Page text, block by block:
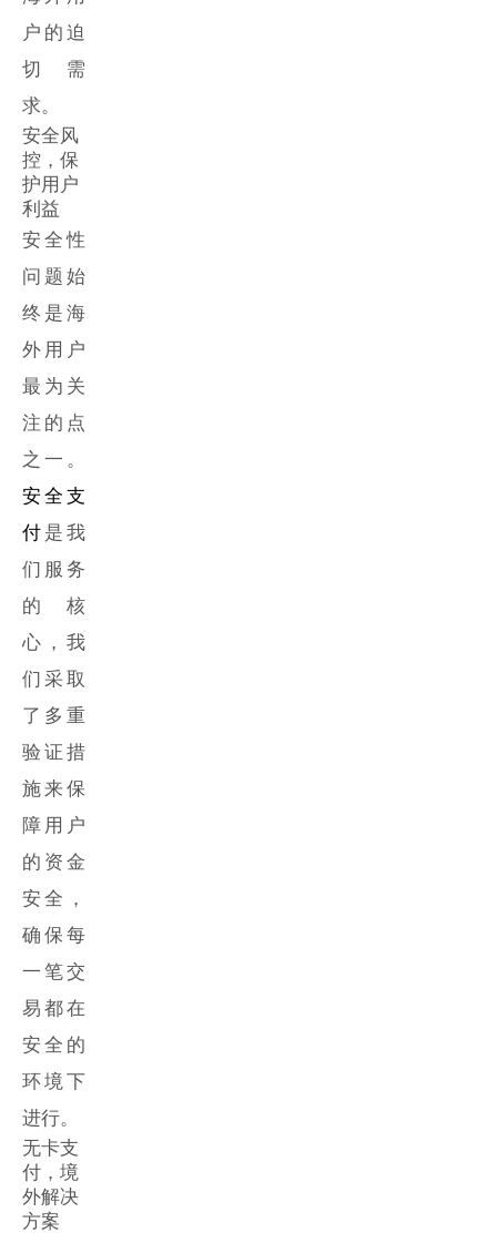
户的迫
切需
求。
安全风
控，保
护用户
利益
安全性
问题始
终是海
外用户
最为关
注的点
之一。
安全支
付 是我
们服务
的核
心，我
们采取
了多重
验证措
施来保
障用户
的资金
安全，
确保每
一笔交
易都在
安全的
环境下
进行。
无卡支
付，境
外解决
方案